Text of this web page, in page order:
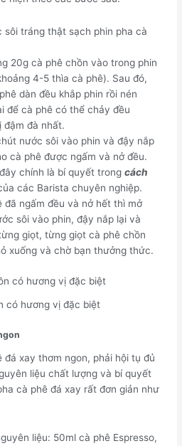
sôi tráng thật sạch phin pha cà
20g cà phê chồn vào trong phin
4-5 thìa cà phê). Sau đó,
dàn đều khắp phin rồi nén
để cà phê có thể chảy đều
đậm đà nhất.
nước sôi vào phin và đậy nắp
cà phê được ngấm và nở đều.
chính là bí quyết trongcách
các Barista chuyên nghiệp.
đã ngấm đều và nở hết thì mở
sôi vào phin, đậy nắp lại và
giọt, từng giọt cà phê chồn
xuống và chờ bạn thưởng thức.
có hương vị đặc biệt
xay thơm ngon, phải hội tụ đủ
liệu chất lượng và bí quyết
cà phê đá xay rất đơn giản như
liệu: 50ml cà phê Espresso,